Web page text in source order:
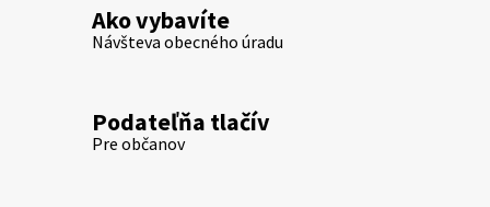
Ako vybavíte
Návšteva obecného úradu
Podateľňa tlačív
Pre občanov